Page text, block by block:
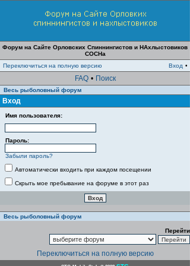
Форум на Сайте Орловских Спиннингистов и НАхлыстовиков
СОСНа
Переключиться на полную версию
Вход •
FAQ • Поиск
Весь рыболовный форум
Вход
Имя пользователя:
Пароль:
Забыли пароль?
Автоматически входить при каждом посещении
Скрыть мое пребывание на форуме в этот раз
Весь рыболовный форум
Перейти
Переключиться на полную версию